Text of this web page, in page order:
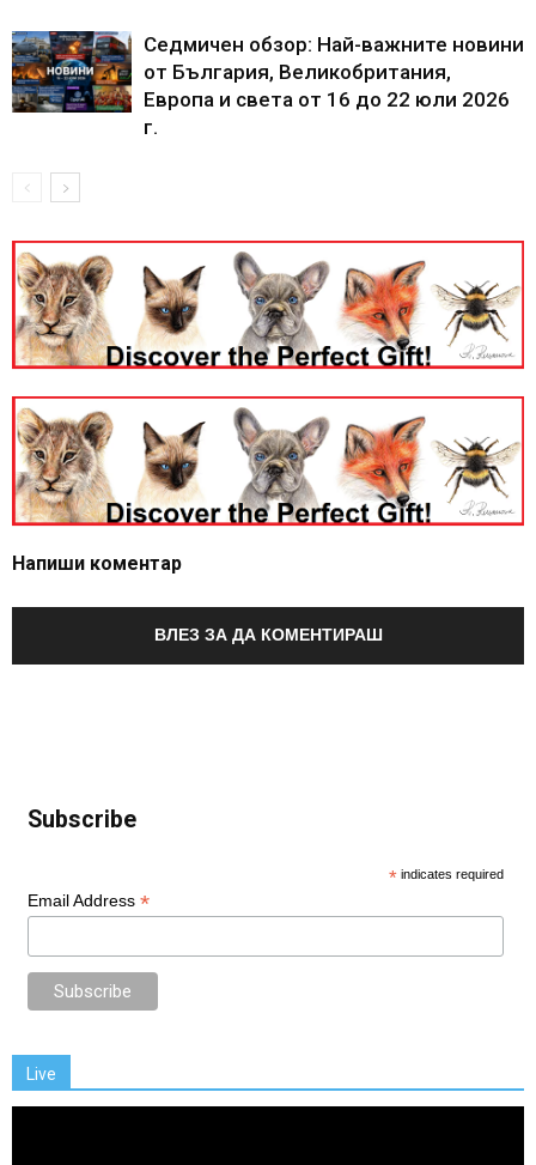
Седмичен обзор: Най-важните новини
от България, Великобритания,
Европа и света от 16 до 22 юли 2026
г.
Напиши коментар
ВЛЕЗ ЗА ДА КОМЕНТИРАШ
Subscribe
* indicates required
Email Address *
Live